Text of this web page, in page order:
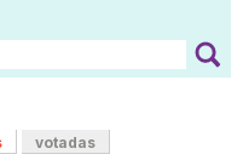
votadas